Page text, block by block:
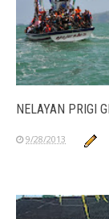
NELAYAN PRIGI
9/28/2013